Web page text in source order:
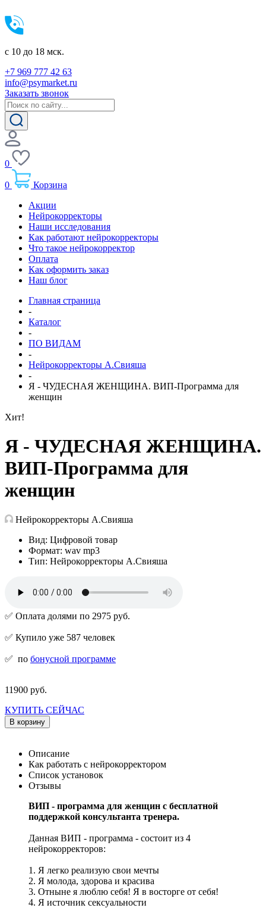
c 10 до 18 мск.
+7 969 777 42 63
info@psymarket.ru
Заказать звонок
0
0
Корзина
Акции
Нейрокорректоры
Наши исследования
Как работают нейрокорректоры
Что такое нейрокорректор
Оплата
Как оформить заказ
Наш блог
Главная страница
-
Каталог
-
ПО ВИДАМ
-
Нейрокорректоры А.Свияша
-
Я - ЧУДЕСНАЯ ЖЕНЩИНА. ВИП-Программа для
женщин
Хит!
Я - ЧУДЕСНАЯ ЖЕНЩИНА.
ВИП-Программа для
женщин
Нейрокорректоры А.Свияша
Вид: Цифровой товар
Формат: wav mp3
Тип: Нейрокорректоры А.Свияша
✅ Оплата долями по 2975 руб.
✅ Купило уже 587 человек
✅ по бонусной программе
11900 руб.
КУПИТЬ СЕЙЧАС
В корзину
Описание
Как работать с нейрокорректором
Список установок
Отзывы
ВИП - программа для женщин с бесплатной
поддержкой консультанта тренера.
Данная ВИП - программа - состоит из 4
нейрокорректоров:
1. Я легко реализую свои мечты
2. Я молода, здорова и красива
3. Отныне я люблю себя! Я в восторге от себя!
4. Я источник сексуальности